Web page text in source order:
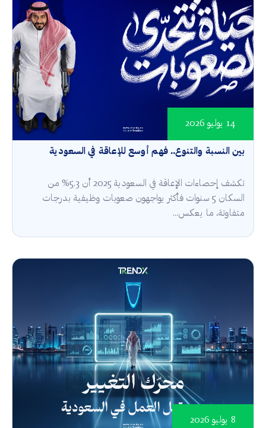
بين النسبة والتنوع.. فهم أوسع للإعاقة في السعودية
14 يوليو 2026
تكشف إحصاءات الإعاقة في السعودية 2025 أن 5.3% من
السكان 5 سنوات فأكثر يواجهون صعوبات وظيفية بدرجات
متفاوتة، ما يعكس...
8 يوليو 2026